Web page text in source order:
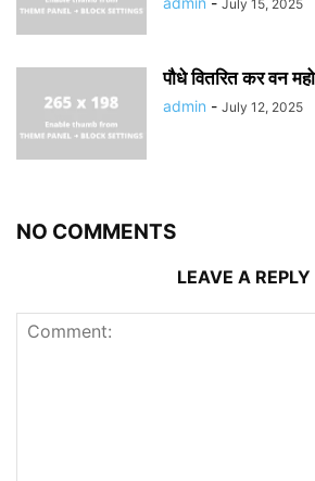
July 15, 2025
पौधे वितरित कर वन
admin - July 12, 2025
NO COMMENTS
LEAVE A REPLY